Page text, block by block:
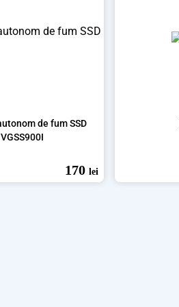
de fum SSD
VGSS900I
170 lei